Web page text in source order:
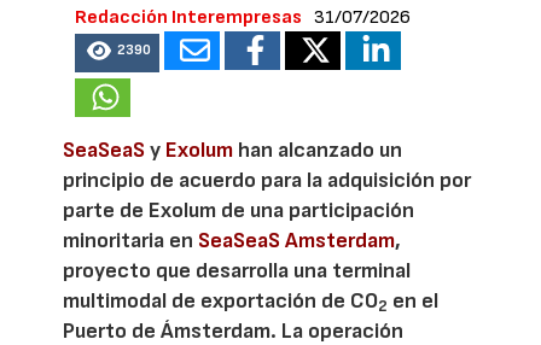
Redacción Interempresas 31/07/2026
2390
SeaSeaSy Exolum han alcanzado un
principio de acuerdo para la adquisición por
parte de Exolum de una participación
minoritaria en SeaSeaS Amsterdam,
proyecto que desarrolla una terminal
multimodal de exportación de CO2 en el
Puerto de Ámsterdam. La operación